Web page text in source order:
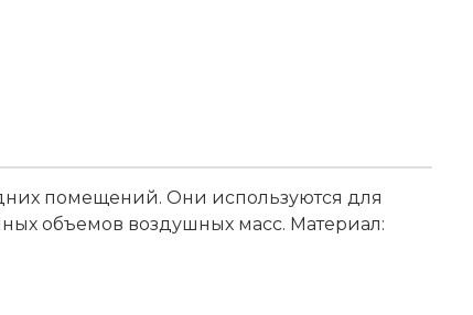
помещений. Они используются для
объемов воздушных масс. Материал: